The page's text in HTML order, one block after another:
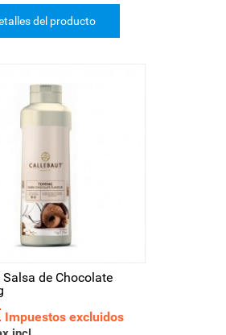
del producto
de Chocolate
Impuestos excluidos